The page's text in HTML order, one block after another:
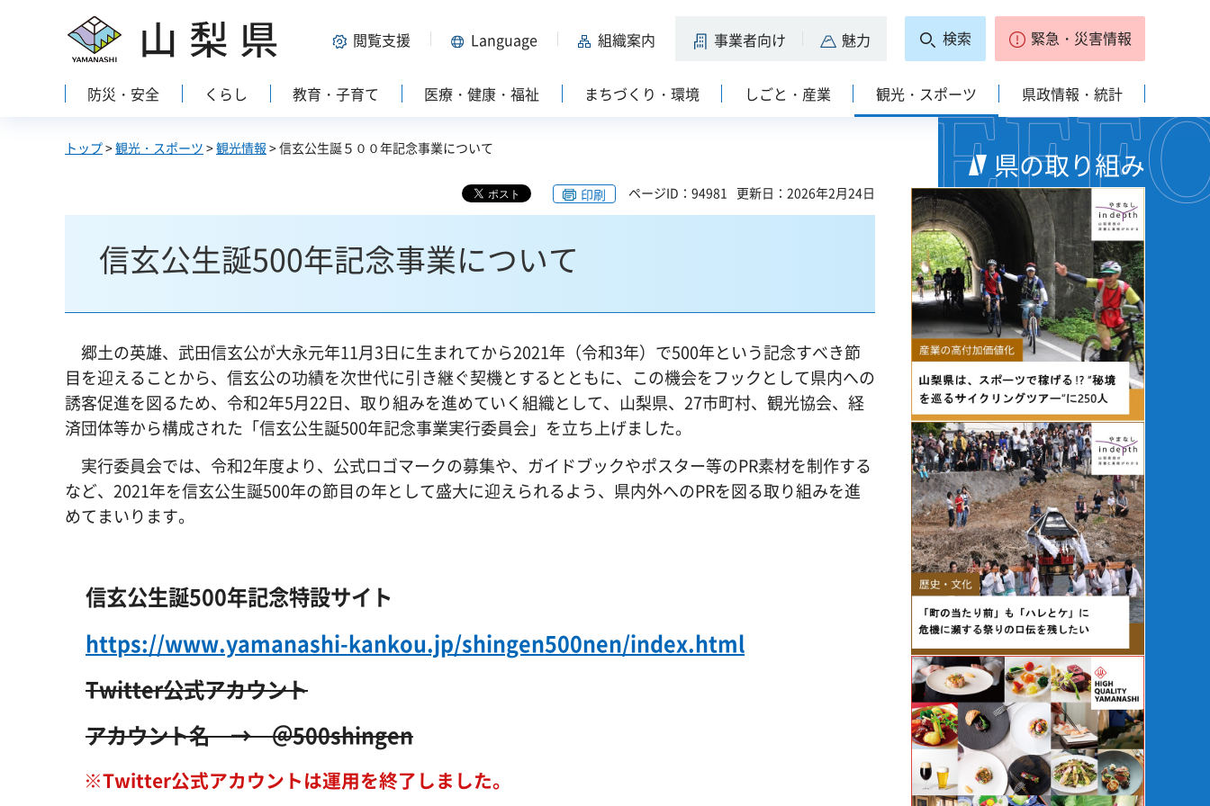
山梨県 閲覧支援 Language 組織案内 事業者向け 魅力 検索 緊急・災害情報
防災・安全 くらし 教育・子育て 医療・健康・福祉 まちづくり・環境 しごと・産業 観光・スポーツ 県政情報・統計
トップ>観光・スポーツ >観光情報 > 信玄公生誕５００年記念事業について
印刷 ページID：94981 更新日：2026年2月24日
信玄公生誕500年記念事業について
郷土の英雄、武田信玄公が大永元年11月3日に生まれてから2021年（令和3年）で500年という記念すべき節
目を迎えることから、信玄公の功績を次世代に引き継ぐ契機とするとともに、この機会をフックとして県内への
誘客促進を図るため、令和2年5月22日、取り組みを進めていく組織として、山梨県、27市町村、観光協会、経
済団体等から構成された「信玄公生誕500年記念事業実行委員会」を立ち上げました。
実行委員会では、令和2年度より、公式ロゴマークの募集や、ガイドブックやポスター等のPR素材を制作する
など、2021年を信玄公生誕500年の節目の年として盛大に迎えられるよう、県内外へのPRを図る取り組みを進
めてまいります。
信玄公生誕500年記念特設サイト
https://www.yamanashi-kankou.jp/shingen500nen/index.html
Twitter公式アカウント
アカウント名 →＠500shingen
※Twitter公式アカウントは運用を終了しました。
県の取り組み